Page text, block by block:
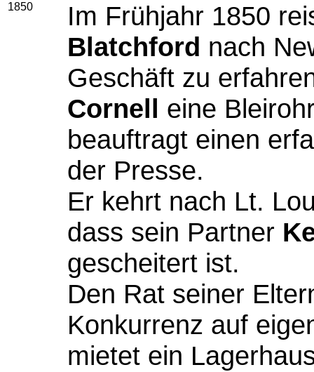
1850
Im Frühjahr 1850
Blatchford nach
Geschäft zu
Cornell eine
beauftragt einen
der Presse.
Er kehrt nach Lt.
dass sein Partner
gescheitert ist.
Den Rat seiner
Konkurrenz auf
mietet ein